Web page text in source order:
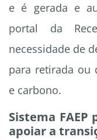
e é gerada e
portal da
necessidade de
para retirada ou
e carbono.
Sistema FAEP
apoiar a